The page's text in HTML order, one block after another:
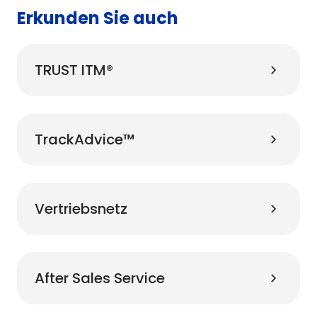
Erkunden Sie auch
TRUST ITM®
TrackAdvice™
Vertriebsnetz
After Sales Service